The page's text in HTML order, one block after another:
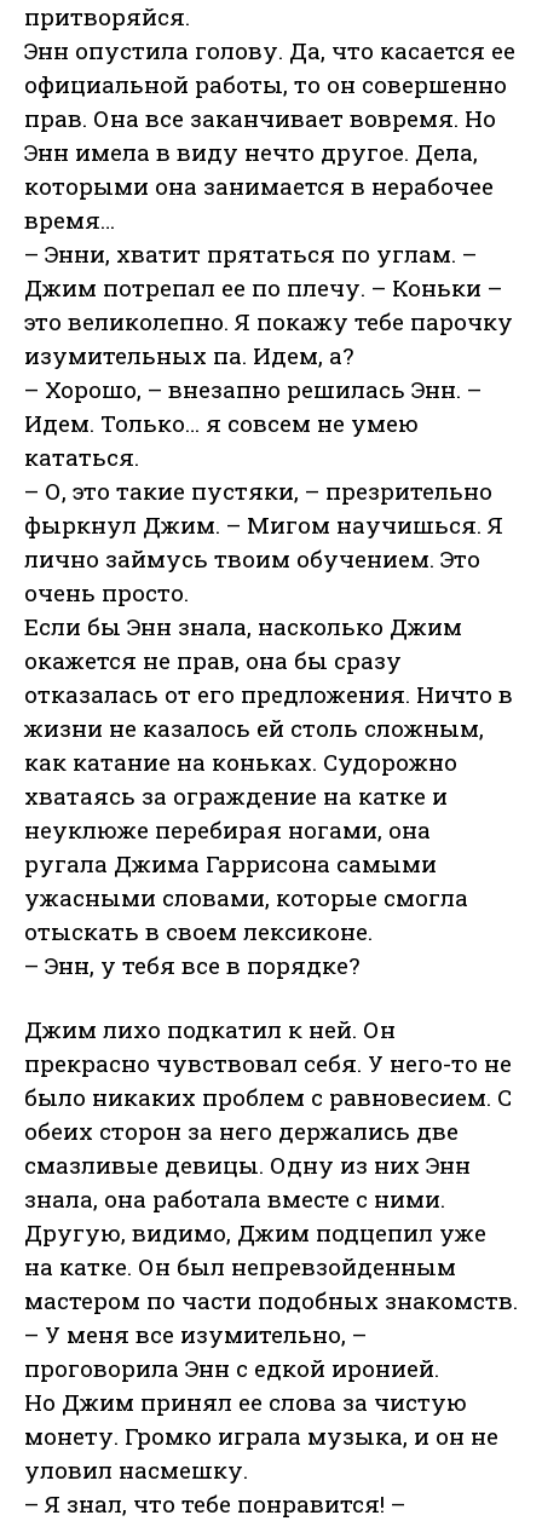
притворяйся.
Энн опустила голову. Да, что касается ее
официальной работы, то он совершенно
прав. Она все заканчивает вовремя. Но
Энн имела в виду нечто другое. Дела,
которыми она занимается в нерабочее
время…
– Энни, хватит прятаться по углам. –
Джим потрепал ее по плечу. – Коньки –
это великолепно. Я покажу тебе парочку
изумительных па. Идем, а?
– Хорошо, – внезапно решилась Энн. –
Идем. Только… я совсем не умею
кататься.
– О, это такие пустяки, – презрительно
фыркнул Джим. – Мигом научишься. Я
лично займусь твоим обучением. Это
очень просто.
Если бы Энн знала, насколько Джим
окажется не прав, она бы сразу
отказалась от его предложения. Ничто в
жизни не казалось ей столь сложным,
как катание на коньках. Судорожно
хватаясь за ограждение на катке и
неуклюже перебирая ногами, она
ругала Джима Гаррисона самыми
ужасными словами, которые смогла
отыскать в своем лексиконе.
– Энн, у тебя все в порядке?
Джим лихо подкатил к ней. Он
прекрасно чувствовал себя. У него-то не
было никаких проблем с равновесием. С
обеих сторон за него держались две
смазливые девицы. Одну из них Энн
знала, она работала вместе с ними.
Другую, видимо, Джим подцепил уже
на катке. Он был непревзойденным
мастером по части подобных знакомств.
– У меня все изумительно, –
проговорила Энн с едкой иронией.
Но Джим принял ее слова за чистую
монету. Громко играла музыка, и он не
уловил насмешку.
– Я знал, что тебе понравится! –